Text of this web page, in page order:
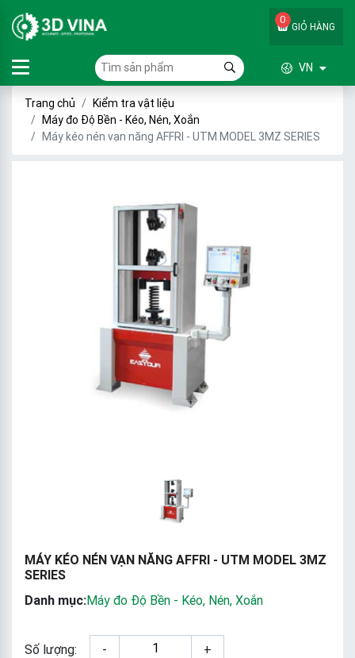
GIỎ HÀNG
0
VN
Trang chủ
Kiểm tra vật liệu
Máy đo Độ Bền - Kéo, Nén, Xoắn
Máy kéo nén vạn năng AFFRI - UTM MODEL 3MZ SERIES
MÁY KÉO NÉN VẠN NĂNG AFFRI - UTM MODEL 3MZ
SERIES
Danh mục:Máy đo Độ Bền - Kéo, Nén, Xoắn
Số lượng: - +